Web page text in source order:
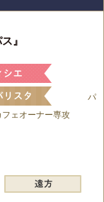
』
パ
ェオーナー専攻